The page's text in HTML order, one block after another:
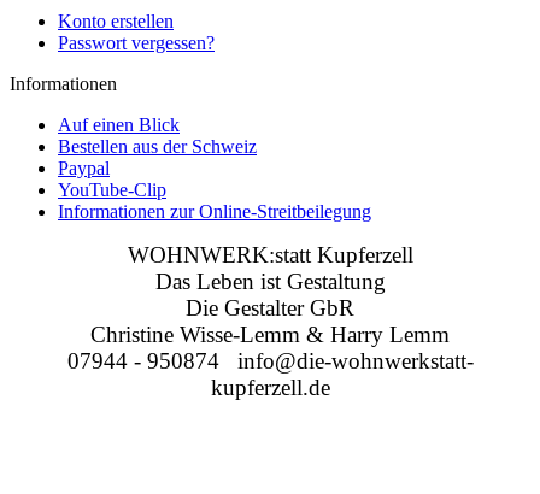
Konto erstellen
Passwort vergessen?
Informationen
Auf einen Blick
Bestellen aus der Schweiz
Paypal
YouTube-Clip
Informationen zur Online-Streitbeilegung
WOHNWERK:statt Kupferzell
Das Leben ist Gestaltung
Die Gestalter GbR
Christine Wisse-Lemm & Harry Lemm
07944 - 950874 info@die-wohnwerkstatt-
kupferzell.de